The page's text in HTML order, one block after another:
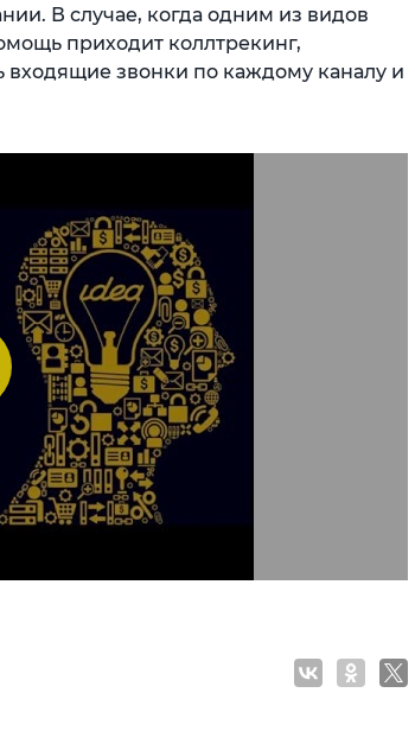
В случае, когда одним из видов
приходит коллтрекинг,
звонки по каждому каналу и